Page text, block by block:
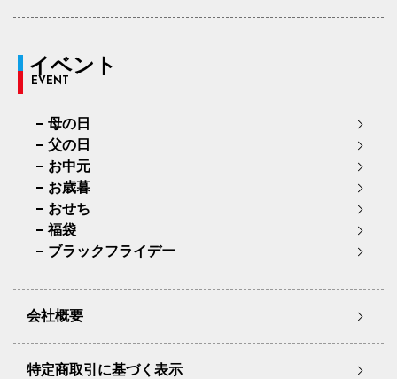
イベント
EVENT
母の日
父の日
お中元
お歳暮
おせち
福袋
ブラックフライデー
会社概要
特定商取引に基づく表示